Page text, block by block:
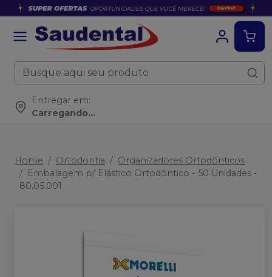
Entregar em:
Carregando...
Home Ortodontia
Organizadores Ortodônticos
Embalagem p/ Elástico Ortodôntico - 50 Unidades -
80.05.001